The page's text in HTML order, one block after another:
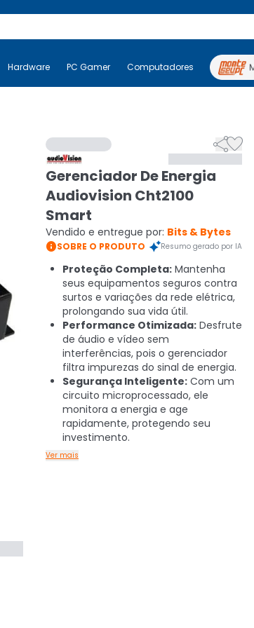
Black Ninja Hardware PC Gamer Computadores
Hardware PC Gamer Computadores Periféricos

Gerenciador De Energia
Audiovision Cht2100
Smart
Vendido e entregue por: Bits & Bytes
SOBRE O PRODUTO Resumo gerado por IA
Proteção Completa: Mantenha
seus equipamentos seguros contra
surtos e variações da rede elétrica,
prolongando sua vida útil.
Performance Otimizada: Desfrute
de áudio e vídeo sem
interferências, pois o gerenciador
filtra impurezas do sinal de energia.
Segurança Inteligente: Com um
circuito microprocessado, ele
monitora a energia e age
rapidamente, protegendo seu
investimento.
Ver mais